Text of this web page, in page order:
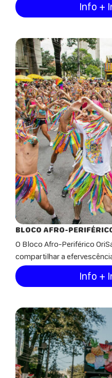
Info +
BLOCO AFRO-
O Bloco Afro-Periférico
compartilhar a
Info +